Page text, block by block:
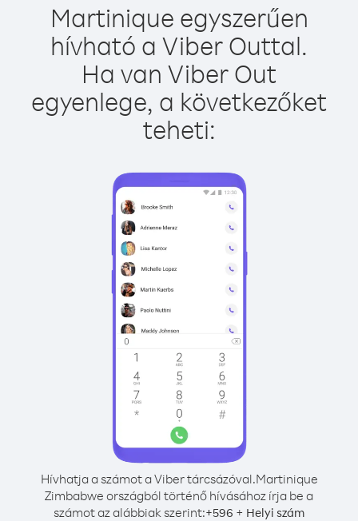
Martinique egyszerűen
hívható a Viber Outtal.
Ha van Viber Out
egyenlege, a következőket
teheti:
Hívhatja a számot a Viber tárcsázóval.Martinique
Zimbabwe országból történő hívásához írja be a
számot az alábbiak szerint:+596 + Helyi szám